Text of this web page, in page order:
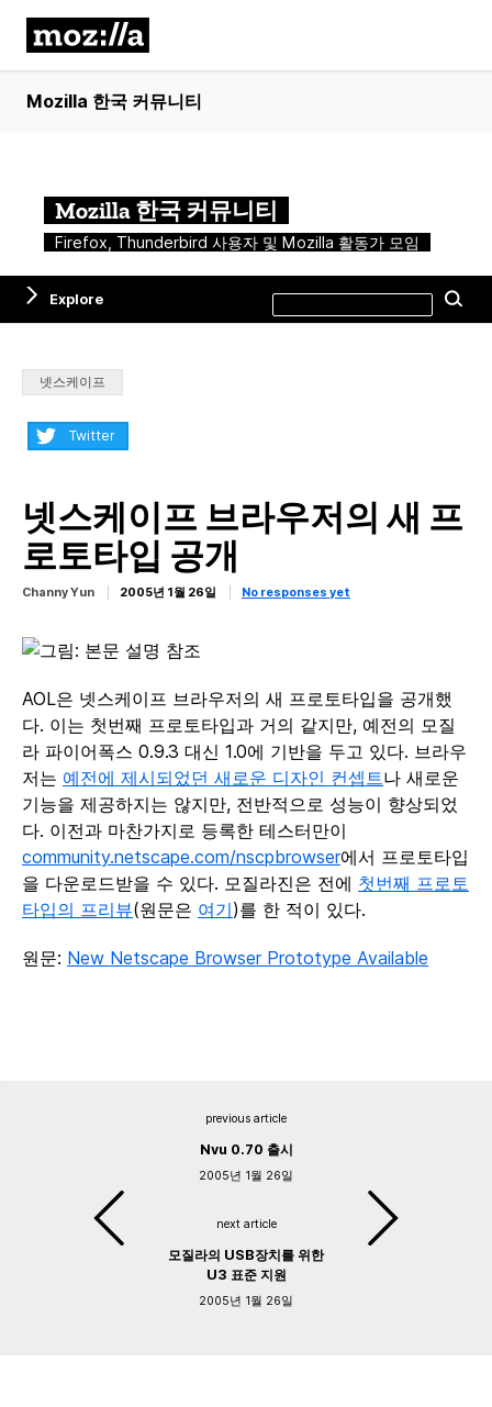
Mozilla 한국 커뮤니티
Mozilla 한국 커뮤니티
Firefox, Thunderbird 사용자 및 Mozilla 활동가 모임
Explore
this
site
Categories:
넷스케이프
Share:Twitter
넷스케이프 브라우저의 새 프
로토타입 공개
Channy Yun 2005년 1월 26일 No responses yet
AOL은 넷스케이프 브라우저의 새 프로토타입을 공개했
다. 이는 첫번째 프로토타입과 거의 같지만, 예전의 모질
라 파이어폭스 0.9.3 대신 1.0에 기반을 두고 있다. 브라우
저는 예전에 제시되었던 새로운 디자인 컨셉트나 새로운
기능을 제공하지는 않지만, 전반적으로 성능이 향상되었
다. 이전과 마찬가지로 등록한 테스터만이
community.netscape.com/nscpbrowser에서 프로토타입
을 다운로드받을 수 있다. 모질라진은 전에 첫번째 프로토
타입의 프리뷰(원문은 여기)를 한 적이 있다.
원문: New Netscape Browser Prototype Available
previous article
Nvu 0.70 출시
2005년 1월 26일
next article
모질라의 USB장치를 위한
U3 표준 지원
2005년 1월 26일